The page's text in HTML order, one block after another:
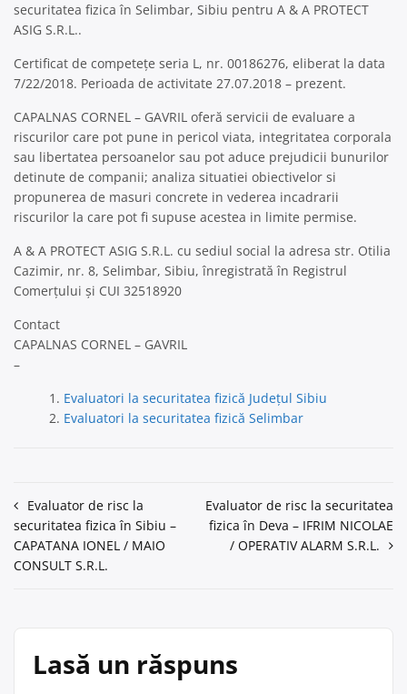
securitatea fizica în Selimbar, Sibiu pentru A & A PROTECT
ASIG S.R.L..
Certificat de competețe seria L, nr. 00186276, eliberat la data
7/22/2018. Perioada de activitate 27.07.2018 – prezent.
CAPALNAS CORNEL – GAVRIL oferă servicii de evaluare a
riscurilor care pot pune in pericol viata, integritatea corporala
sau libertatea persoanelor sau pot aduce prejudicii bunurilor
detinute de companii; analiza situatiei obiectivelor si
propunerea de masuri concrete in vederea incadrarii
riscurilor la care pot fi supuse acestea in limite permise.
A & A PROTECT ASIG S.R.L. cu sediul social la adresa str. Otilia
Cazimir, nr. 8, Selimbar, Sibiu, înregistrată în Registrul
Comerțului și CUI 32518920
Contact
CAPALNAS CORNEL – GAVRIL
–
Evaluatori la securitatea fizică Județul Sibiu
Evaluatori la securitatea fizică Selimbar
Navigare
în
articole
Evaluator de risc la
securitatea fizica în Sibiu –
CAPATANA IONEL / MAIO
CONSULT S.R.L.
Evaluator de risc la securitatea
fizica în Deva – IFRIM NICOLAE
/ OPERATIV ALARM S.R.L.
Lasă un răspuns